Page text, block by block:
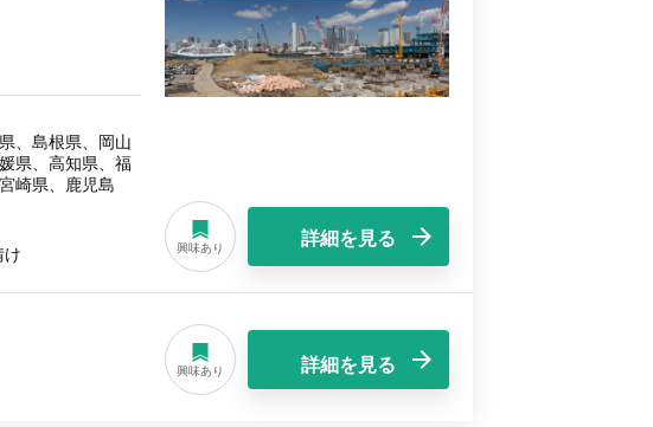
、島根県、岡山
県、高知県、福
崎県、鹿児島
け 興味あり 詳細を見る
興味あり 詳細を見る